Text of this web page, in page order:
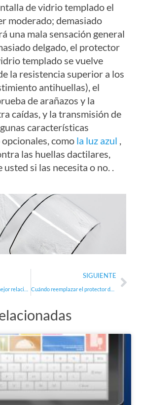
de vidrio templado el
moderado; demasiado
una mala sensación general
delgado, el protector
templado se vuelve
la resistencia superior a los
antihuellas), el
de arañazos y la
caídas, y la transmisión de
características
como la luz azul ,
las huellas dactilares,
usted si las necesita o no. .
SIGUIENTE
Cuándo reemplazar el protector de pantalla